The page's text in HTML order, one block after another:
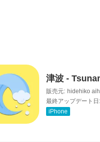
津波 -
販売元: hidehiko
最終アップデート日:
iPhone